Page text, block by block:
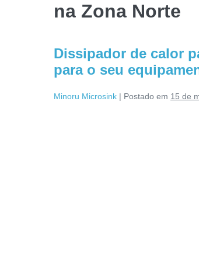
na Zona Norte
Dissipador de calor
para o seu
Minoru Microsink | Postado em 15 de